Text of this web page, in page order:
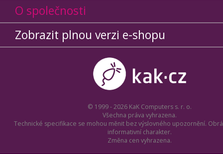
O společnosti
Zobrazit plnou verzi e-shopu
© 1999 - 2026 KaK Computers s. r. o.
Všechna práva vyhrazena.
Technické specifikace se mohou měnit bez výslovného upozornění.
informativní charakter.
Změna cen vyhrazena.